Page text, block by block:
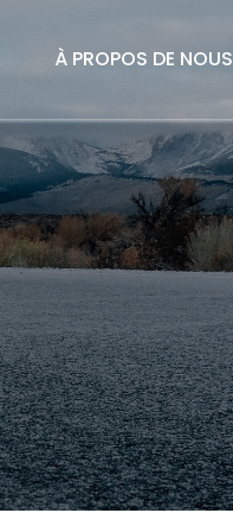
À PROPOS DE NOUS